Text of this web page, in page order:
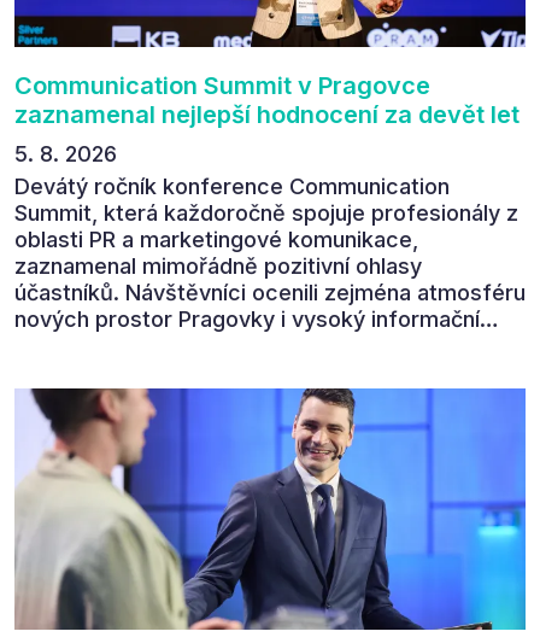
Communication Summit v Pragovce
zaznamenal nejlepší hodnocení za devět let
5. 8. 2026
Devátý ročník konference Communication
Summit, která každoročně spojuje profesionály z
oblasti PR a marketingové komunikace,
zaznamenal mimořádně pozitivní ohlasy
účastníků. Návštěvníci ocenili zejména atmosféru
nových prostor Pragovky i vysoký informační
zúčastnit i příštího ročníku. „Příjemná konference,
výborný program, hezké prostory, Daniel Stach
absolutně nejlepší moderátor!!!“ Tak shrnul
Communication Summit jeden z 330 účastníků ve
své zpětné vazbě. Ta potvrdila, co bylo slyšet i
cítit po celý 9. červen v Pragovce – že ročník s
tématem „Od chaosu k dopadu“ se skutečně
povedl.